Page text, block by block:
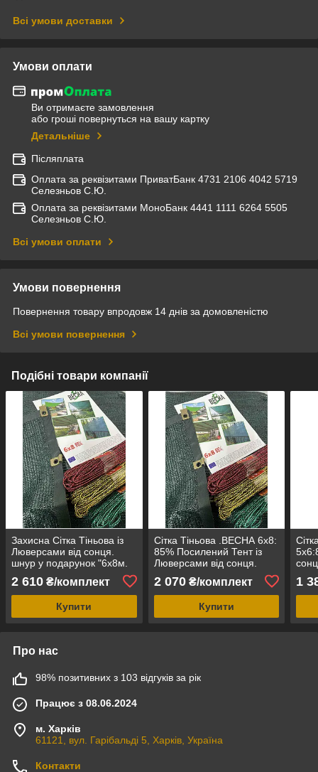
Всі умови доставки
Умови оплати
Ви отримаєте замовлення
або гроші повернуться на вашу картку
Детальніше
Післяплата
Оплата за реквізитами ПриватБанк 4731 2106 4042 5719
Селезньов С.Ю.
Оплата за реквізитами МоноБанк 4441 1111 6264 5505
Селезньов С.Ю.
Всі умови оплати
Умови повернення
Повернення товару впродовж 14 днів за домовленістю
Всі умови повернення
Подібні товари компанії
Захисна Сітка Тіньова із
Люверсами від сонця.
шнур у подарунок "6х8м.
2 610 ₴/комплект
Купити
Сітка Тіньова .ВЕСНА 6х8:
85% Посилений Тент із
Люверсами від сонця.
2 070₴/комплект
Купити
1
Про нас
98% позитивних з 103 відгуків за рік
Працює з 08.06.2024
м. Харків
61121, вул. Гарібальді 5, Харків, Україна
Контакти